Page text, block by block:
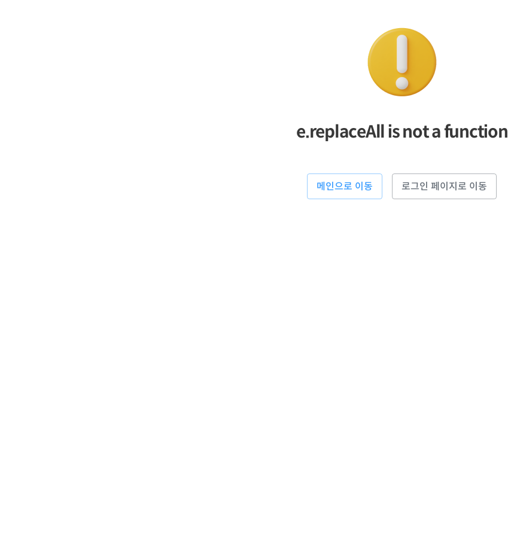
e.replaceAll is not a function
메인으로 이동 로그인 페이지로 이동